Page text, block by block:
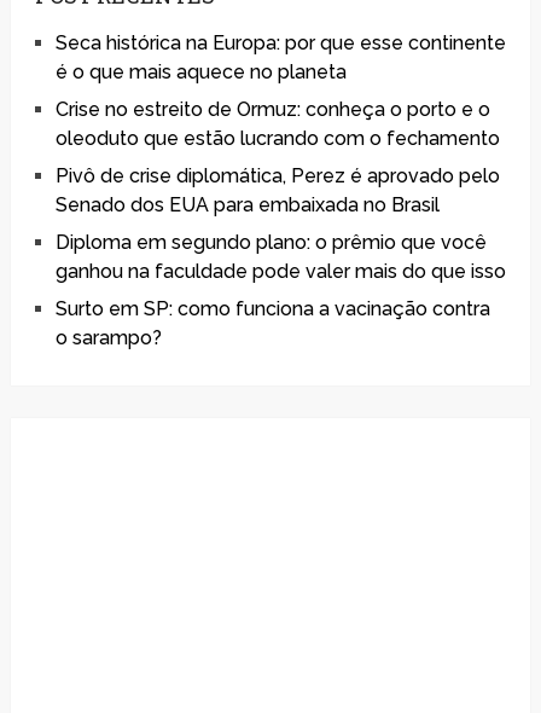
Seca histórica na Europa: por que esse continente
é o que mais aquece no planeta
Crise no estreito de Ormuz: conheça o porto e o
oleoduto que estão lucrando com o fechamento
Pivô de crise diplomática, Perez é aprovado pelo
Senado dos EUA para embaixada no Brasil
Diploma em segundo plano: o prêmio que você
ganhou na faculdade pode valer mais do que isso
Surto em SP: como funciona a vacinação contra
o sarampo?